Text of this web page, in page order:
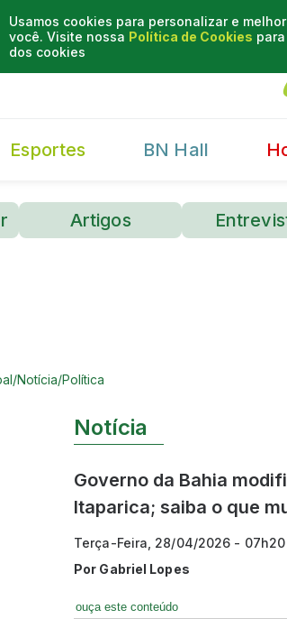
Usamos cookies para personalizar e
você. Visite nossa Política de Cookies
dos cookies
Esportes BN Hall
Artigos
/Notícia/Política
Notícia
Governo da Bahia
Itaparica; saiba o que
Terça-Feira, 28/04/2026 - 07h20
Por Gabriel Lopes
ouça este conteúdo